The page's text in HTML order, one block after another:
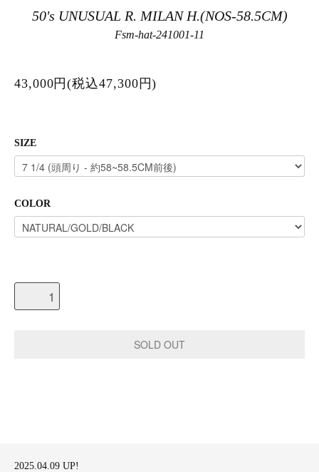
50's UNUSUAL R. MILAN H.(NOS-58.5CM)
Fsm-hat-241001-11
43,000円(税込47,300円)
SIZE
COLOR
2025.04.09 UP!